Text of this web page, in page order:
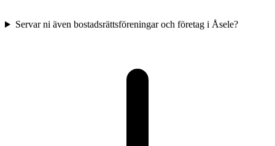
Servar ni även bostadsrättsföreningar och företag i Åsele?